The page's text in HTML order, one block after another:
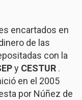
encartados en
de las
con la
y CESTUR .
en el 2005
por Núñez de